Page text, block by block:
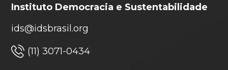
Instituto Democracia e Sustentabilidade
ids@idsbrasil.org
(11) 3071-0434